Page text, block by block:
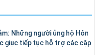
Những người ủng hộ Hôn
giục tiếp tục hỗ trợ các cặp